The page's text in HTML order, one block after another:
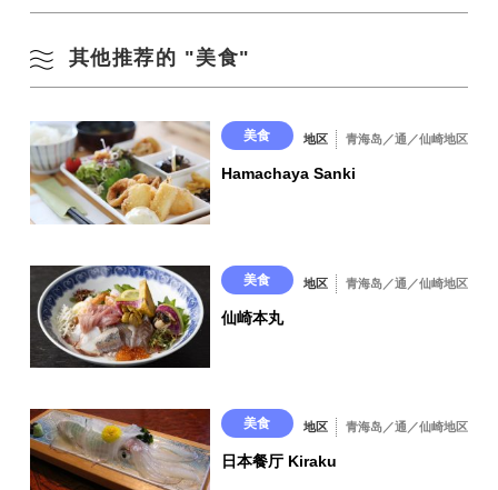
天妇罗 日式咖喱碗
每日午餐或晚餐特价
680 日元
其他推荐的 "美食"
美食 地区 青海岛／通／仙崎地区
Hamachaya Sanki
美食 地区 青海岛／通／仙崎地区
仙崎本丸
美食 地区 青海岛／通／仙崎地区
日本餐厅 Kiraku